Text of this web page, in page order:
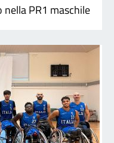
nella PR1 maschile